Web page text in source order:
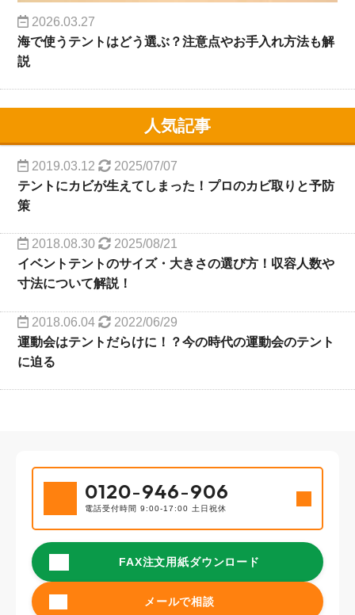
2026.03.27
海で使うテントはどう選ぶ？注意点やお手入れ方法も解
説
人気記事
2019.03.12
2025/07/07
テントにカビが生えてしまった！プロのカビ取りと予防
策
2018.08.30
2025/08/21
イベントテントのサイズ・大きさの選び方！収容人数や
寸法について解説！
2018.06.04
2022/06/29
運動会はテントだらけに！？今の時代の運動会のテント
に迫る
0120-946-906
電話受付時間 9:00-17:00 土日祝休
FAX注文用紙ダウンロード
メールで相談